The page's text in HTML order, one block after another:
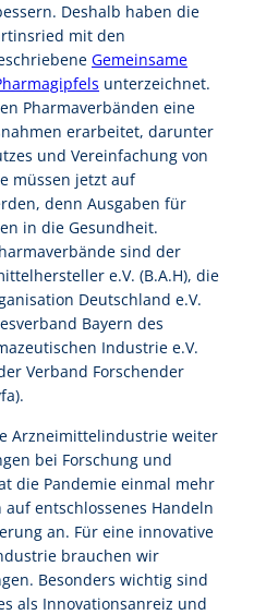
Deshalb haben die
mit den
Gemeinsame
unterzeichnet.
Pharmaverbänden eine
erarbeitet, darunter
und Vereinfachung von
müssen jetzt auf
denn Ausgaben für
in die Gesundheit.
sind der
e.V. (B.A.H), die
Deutschland e.V.
Bayern des
Industrie e.V.
Verband Forschender
Arzneimittelindustrie weiter
bei Forschung und
die Pandemie einmal mehr
entschlossenes Handeln
an. Für eine innovative
brauchen wir
Besonders wichtig sind
als Innovationsanreiz und